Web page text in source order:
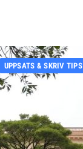
UPPSATS & SKRIV TIPS